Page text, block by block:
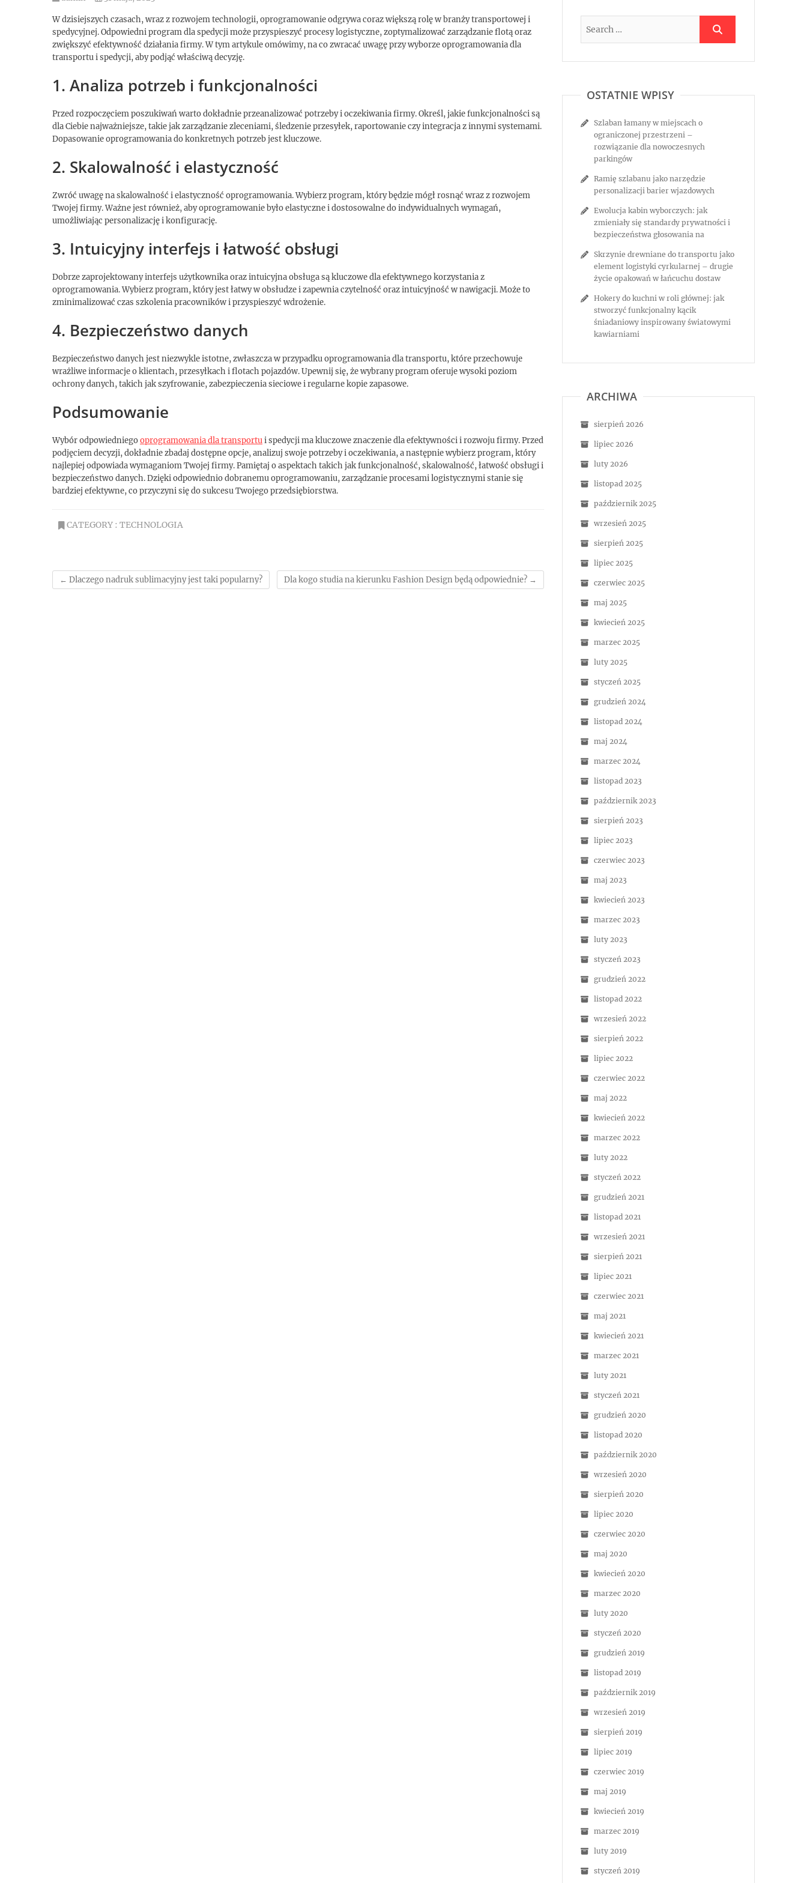
W dzisiejszych czasach, wraz z rozwojem technologii, oprogramowanie odgrywa coraz większą rolę w branży transportowej i
spedycyjnej. Odpowiedni program dla spedycji może przyspieszyć procesy logistyczne, zoptymalizować zarządzanie flotą oraz
zwiększyć efektywność działania firmy. W tym artykule omówimy, na co zwracać uwagę przy wyborze oprogramowania dla
transportu i spedycji, aby podjąć właściwą decyzję.
1. Analiza potrzeb i funkcjonalności
Przed rozpoczęciem poszukiwań warto dokładnie przeanalizować potrzeby i oczekiwania firmy. Określ, jakie funkcjonalności są
dla Ciebie najważniejsze, takie jak zarządzanie zleceniami, śledzenie przesyłek, raportowanie czy integracja z innymi systemami.
Dopasowanie oprogramowania do konkretnych potrzeb jest kluczowe.
2. Skalowalność i elastyczność
Zwróć uwagę na skalowalność i elastyczność oprogramowania. Wybierz program, który będzie mógł rosnąć wraz z rozwojem
Twojej firmy. Ważne jest również, aby oprogramowanie było elastyczne i dostosowalne do indywidualnych wymagań,
umożliwiając personalizację i konfigurację.
3. Intuicyjny interfejs i łatwość obsługi
Dobrze zaprojektowany interfejs użytkownika oraz intuicyjna obsługa są kluczowe dla efektywnego korzystania z
oprogramowania. Wybierz program, który jest łatwy w obsłudze i zapewnia czytelność oraz intuicyjność w nawigacji. Może to
zminimalizować czas szkolenia pracowników i przyspieszyć wdrożenie.
4. Bezpieczeństwo danych
Bezpieczeństwo danych jest niezwykle istotne, zwłaszcza w przypadku oprogramowania dla transportu, które przechowuje
wrażliwe informacje o klientach, przesyłkach i flotach pojazdów. Upewnij się, że wybrany program oferuje wysoki poziom
ochrony danych, takich jak szyfrowanie, zabezpieczenia sieciowe i regularne kopie zapasowe.
Podsumowanie
Wybór odpowiedniegooprogramowania dla transportui spedycji ma kluczowe znaczenie dla efektywności i rozwoju firmy. Przed
podjęciem decyzji, dokładnie zbadaj dostępne opcje, analizuj swoje potrzeby i oczekiwania, a następnie wybierz program, który
najlepiej odpowiada wymaganiom Twojej firmy. Pamiętaj o aspektach takich jak funkcjonalność, skalowalność, łatwość obsługi i
bezpieczeństwo danych. Dzięki odpowiednio dobranemu oprogramowaniu, zarządzanie procesami logistycznymi stanie się
bardziej efektywne, co przyczyni się do sukcesu Twojego przedsiębiorstwa.
CATEGORY : TECHNOLOGIA
← Dlaczego nadruk sublimacyjny jest taki popularny? Dla kogo studia na kierunku Fashion Design będą odpowiednie? →
OSTATNIE WPISY
Szlaban łamany w miejscach o
ograniczonej przestrzeni –
rozwiązanie dla nowoczesnych
parkingów
Ramię szlabanu jako narzędzie
personalizacji barier wjazdowych
Ewolucja kabin wyborczych: jak
zmieniały się standardy prywatności i
bezpieczeństwa głosowania na
Skrzynie drewniane do transportu jako
element logistyki cyrkularnej – drugie
życie opakowań w łańcuchu dostaw
Hokery do kuchni w roli głównej: jak
stworzyć funkcjonalny kącik
śniadaniowy inspirowany światowymi
kawiarniami
ARCHIWA
sierpień 2026
lipiec 2026
luty 2026
listopad 2025
październik 2025
wrzesień 2025
sierpień 2025
lipiec 2025
czerwiec 2025
maj 2025
kwiecień 2025
marzec 2025
luty 2025
styczeń 2025
grudzień 2024
listopad 2024
maj 2024
marzec 2024
listopad 2023
październik 2023
sierpień 2023
lipiec 2023
czerwiec 2023
maj 2023
kwiecień 2023
marzec 2023
luty 2023
styczeń 2023
grudzień 2022
listopad 2022
wrzesień 2022
sierpień 2022
lipiec 2022
czerwiec 2022
maj 2022
kwiecień 2022
marzec 2022
luty 2022
styczeń 2022
grudzień 2021
listopad 2021
wrzesień 2021
sierpień 2021
lipiec 2021
czerwiec 2021
maj 2021
kwiecień 2021
marzec 2021
luty 2021
styczeń 2021
grudzień 2020
listopad 2020
październik 2020
wrzesień 2020
sierpień 2020
lipiec 2020
czerwiec 2020
maj 2020
kwiecień 2020
marzec 2020
luty 2020
styczeń 2020
grudzień 2019
listopad 2019
październik 2019
wrzesień 2019
sierpień 2019
lipiec 2019
czerwiec 2019
maj 2019
kwiecień 2019
marzec 2019
luty 2019
styczeń 2019